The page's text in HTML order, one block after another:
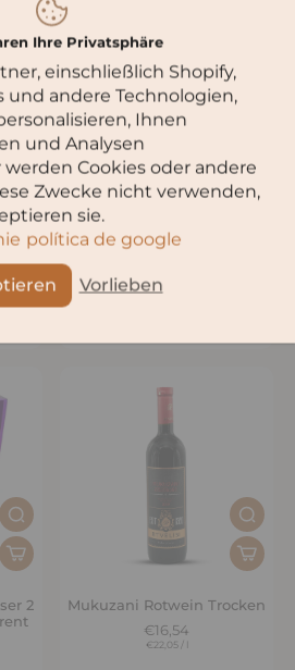
Alazani Valley Weißwein
€12,90
2
Mukuzani Rotwein Trocken
€16,54
€22,05 / l
Ihre Privatsphäre
einschließlich Shopify,
und andere Technologien,
Ihnen
und Analysen
Cookies oder andere
Zwecke nicht verwenden,
sie.
política de google
Vorlieben